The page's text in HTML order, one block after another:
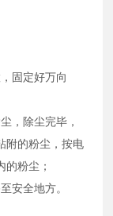
固定好万向
，除尘完毕，
附的粉尘，按电
粉尘；
安全地方。